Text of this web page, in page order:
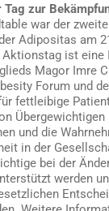
zur
war der
Adipositas am
ist eine
Magor Imre
Forum und
fettleibige
Übergewichtigen
und die
in der
bei der
werden